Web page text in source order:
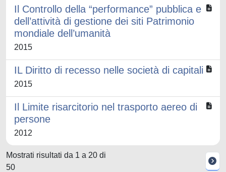
Il Controllo della “performance” pubblica e
dell’attività di gestione dei siti Patrimonio
mondiale dell’umanità
2015
IL Diritto di recesso nelle società di capitali
2015
Il Limite risarcitorio nel trasporto aereo di
persone
2012
Mostrati risultati da 1 a 20 di
50